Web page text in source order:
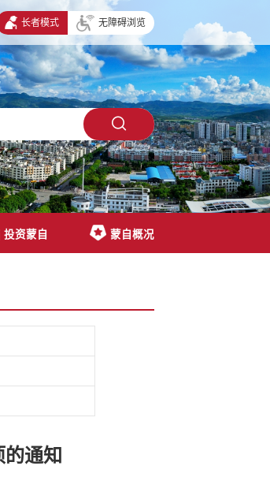
长者模式 无障碍浏览
投资蒙自 蒙自概况
通知